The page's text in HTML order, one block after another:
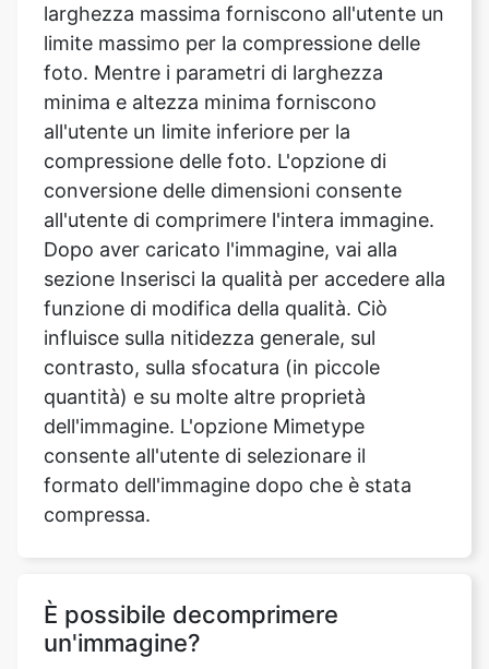
minima e altezza minima forniscono
all'utente un limite inferiore per la
compressione delle foto. L'opzione di
conversione delle dimensioni consente
all'utente di comprimere l'intera immagine.
Dopo aver caricato l'immagine, vai alla
sezione Inserisci la qualità per accedere alla
funzione di modifica della qualità. Ciò
influisce sulla nitidezza generale, sul
contrasto, sulla sfocatura (in piccole
quantità) e su molte altre proprietà
dell'immagine. L'opzione Mimetype
consente all'utente di selezionare il
formato dell'immagine dopo che è stata
compressa.
È possibile decomprimere
Non si ottiene alcuna qualità
convertendolo in un formato senza perdita
di dati dopo che è stato compresso. La